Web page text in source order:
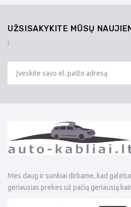
UŽSISAKYKITE MŪSŲ
!
Mes daug ir sunkiai dirbame, kad
geriausias prekes už pačią geriausią